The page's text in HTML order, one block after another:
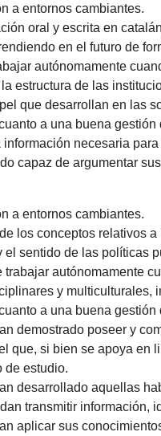
a entornos cambiantes.
oral y escrita en
en el futuro de
autónomamente
estructura de las
que desarrollan en las
a una buena
necesaria
capaz de argumentar
a entornos cambiantes.
los conceptos relativos
el sentido de las políticas
trabajar autónomamente
y
a una buena
demostrado poseer y
que, si bien se apoya en
de estudio.
desarrollado aquellas
transmitir información,
aplicar sus